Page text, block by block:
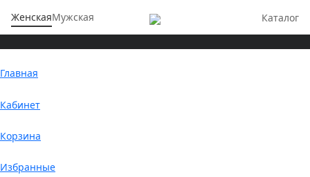
ЖенскаяМужская Каталог
Главная
Кабинет
Корзина
Избранные